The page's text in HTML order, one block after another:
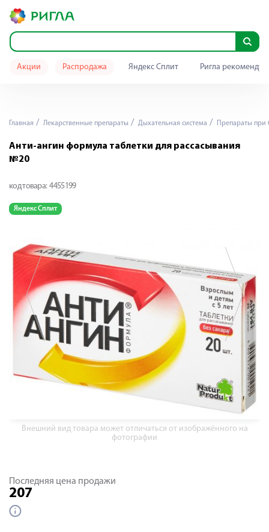
Акции Распродажа Яндекс Сплит Ригла
Главная Лекарственные препараты Дыхательная система Препараты при
Анти-ангин формула таблетки для рассасывания
№20
код товара: 4455199
Яндекс Сплит
Внешний вид товара может отличаться от изображённого на
фотографии
Последняя цена продажи
207